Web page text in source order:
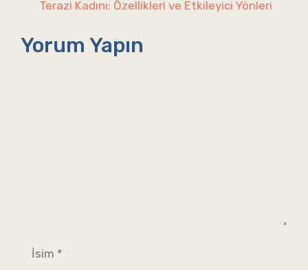
Terazi Kadını: Özellikleri ve Etkileyici Yönleri
Yorum Yapın
İsim